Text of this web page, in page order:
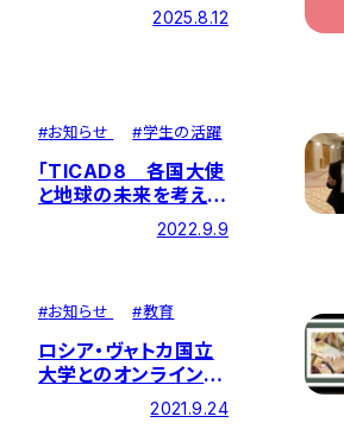
2025.8.12
#お知らせ #学生の活躍
「TICAD8 各国大使
と地球の未来を考え
る」に本学学生が参加
2022.9.9
#お知らせ #教育
ロシア・ヴャトカ国立
大学とのオンライン学
生交流会を開催しまし
2021.9.24